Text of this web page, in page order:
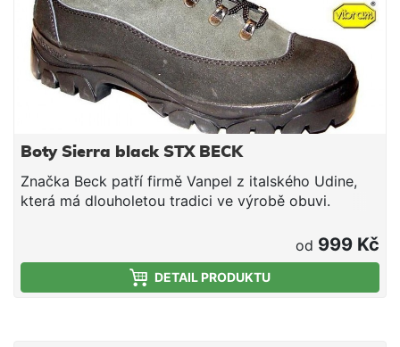
Boty Sierra black STX BECK
Značka Beck patří firmě Vanpel z italského Udine,
která má dlouholetou tradici ve výrobě obuvi.
zajištěna staletou zkušeností s tradičními
obuvnickými výrobními postupy. Při výrobě je
použito jen nejkvalitnějších materiálů i strojů k
dosažení maximálního výsledku.Boty Sierra STX - to
od 999 Kč
DETAIL PRODUKTU